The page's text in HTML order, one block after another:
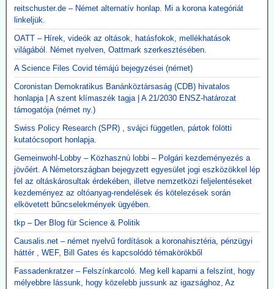
reitschuster.de – Német alternatív honlap. Mi a korona kategóriát
linkeljük.
OATT – Hírek, videók az oltások, hatásfokok, mellékhatások
világából. Német nyelven, Oattmark szerkesztésében.
A Science Files Covid témájú bejegyzései (német)
Coronistan Demokratikus Banánköztársaság (CDB) hivatalos
honlapja | A szent klímaszék tagja | A 21/2030 ENSZ-határozat
támogatója (német ny.)
Swiss Policy Research (SPR) , svájci független, pártok fölötti
kutatócsoport honlapja.
Gemeinwohl-Lobby – Közhasznú lobbi – Polgári kezdeményezés a
jövőért. A Németországban bejegyzett egyesület jogi eszközökkel lép
fel az oltáskárosultak érdekében, illetve nemzetközi feljelentéseket
kezdeményez az oltóanyag-rendelések és kötelezések során
elkövetett bűncselekmények ügyében.
tkp – Der Blog für Science & Politik
Causalis.net – német nyelvű fordítások a koronahisztéria, pénzügyi
háttér , WEF, Bill Gates és kapcsolódó témakörökből
Fassadenkratzer – Felszínkarcoló. Meg kell kaparni a felszínt, hogy
mélyebbre lássunk, hogy közelebb jussunk az igazsághoz, Az